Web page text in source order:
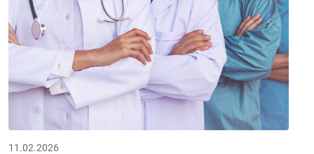
11.02.2026